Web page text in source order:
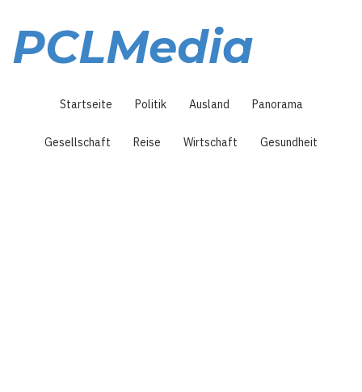
Inhalt
PCLMedia
Startseite Politik Ausland Panorama
Gesellschaft Reise Wirtschaft Gesundheit